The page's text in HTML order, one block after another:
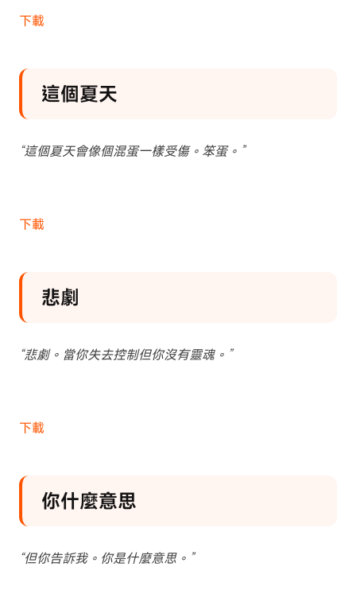
下載
這個夏天
“這個夏天會像個混蛋一樣受傷。笨蛋。”
下載
悲劇
“悲劇。當你失去控制但你沒有靈魂。”
下載
你什麼意思
“但你告訴我。你是什麼意思。”